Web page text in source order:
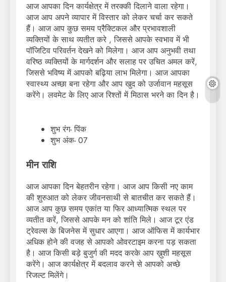
आज आपका दिन कार्यक्षेत्र में तरक्की दिलाने वाला रहेगा।
आज आप अपने व्यापार में विस्तार को लेकर चर्चा कर सकते
हैं। आज आप कुछ समय प्रैक्टिकल और प्रभावशाली
व्यक्तियों के साथ व्यतीत करे , जिससे आपके स्वभाव में भी
पॉजिटिव परिवर्तन देखने को मिलेगा। आज आप अनुभवी तथा
वरिष्ठ व्यक्तियों के मार्गदर्शन और सलाह पर उचित अमल करें,
जिससे भविष्य में आपको बढ़िया लाभ मिलेगा। आज आपका
स्वास्थ्य अच्छा बना रहेगा और आप खुद को उर्जावान महसूस
करेंगे। लवमेट के लिए आज रिश्तों में मिठास भरने का दिन है।
शुभ रंग- पिंक
शुभ अंक- 07
मीन राशि
आज आपका दिन बेहतरीन रहेगा। आज आप किसी नए काम
की शुरुआत को लेकर जीवनसाथी से बातचीत कर सकते हैं।
आज आप कुछ समय एकांत या फिर आध्यात्मिक स्थल पर
व्यतीत करें, जिससे आपके मन को शांति मिले। आज टूर एंड
ट्रेवल्स के बिजनेस में सुधार आएगा। आज ऑफिस में कार्यभार
अधिक होने की वजह से आपको ओवरटाइम करना पड़ सकता
है। आज किसी बड़े बुजुर्ग की मदद करके आप ख़ुशी महसूस
करेंगे। आज कार्यक्षेत्र में बदलाव करने से आपको अच्छे
रिजल्ट मिलेंगे।